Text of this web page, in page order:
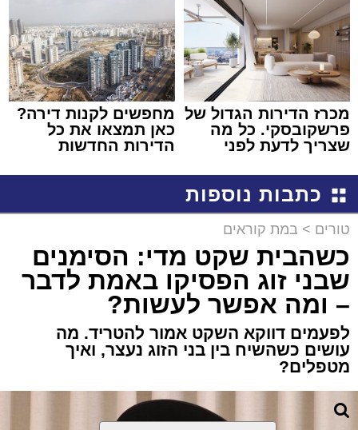
מכרז הדירות הגדול של
פרשקובסקי. כל מה
שצריך לדעת לפני
באשדוד
מחפשים לקנות דירה?
כאן תמצאו את כל
הדירות החדשות
כתבות נוספות
טורים > במת קוראים
כשהבית שקט מדי: הסימנים
שבני זוג הפסיקו באמת לדבר
– ומה אפשר לעשות?
לפעמים דווקא השקט אמור להטריד. מה
עושים כשהשיח בין בני הזוג נעצר, ואיך
מטפלים?